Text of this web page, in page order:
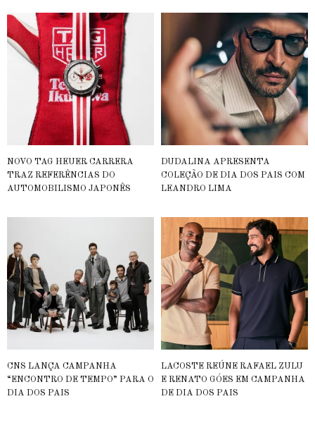
NOVO TAG HEUER CARRERA
TRAZ REFERÊNCIAS DO
AUTOMOBILISMO JAPONÊS
DUDALINA APRESENTA
COLEÇÃO DE DIA DOS PAIS COM
LEANDRO LIMA
CNS LANÇA CAMPANHA
“ENCONTRO DE TEMPO” PARA O
DIA DOS PAIS
LACOSTE REÚNE RAFAEL ZULU
E RENATO GÓES EM CAMPANHA
DE DIA DOS PAIS